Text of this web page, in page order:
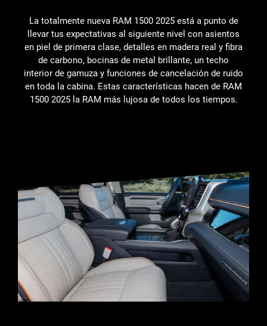
La totalmente nueva RAM 1500 2025 está a punto de
llevar tus expectativas al siguiente nivel con asientos
en piel de primera clase, detalles en madera real y fibra
de carbono, bocinas de metal brillante, un techo
interior de gamuza y funciones de cancelación de ruido
en toda la cabina. Estas características hacen de RAM
1500 2025 la RAM más lujosa de todos los tiempos.